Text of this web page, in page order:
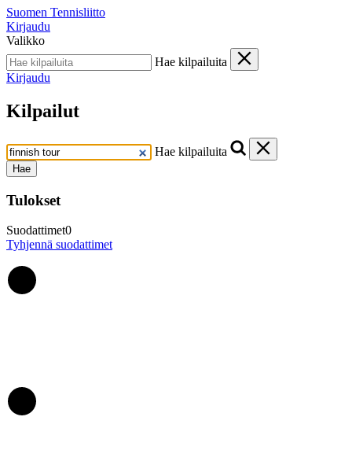
Suomen Tennisliitto
Kirjaudu
Valikko
Hae kilpailuita
Kirjaudu
Kilpailut
Hae kilpailuita
Hae
Tulokset
Suodattimet0
Tyhjennä suodattimet